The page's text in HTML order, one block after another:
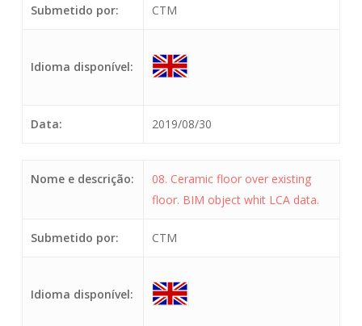
Submetido por: CTM
Idioma disponível:
Data: 2019/08/30
Nome e descrição:
08. Ceramic floor over existing
floor. BIM object whit LCA data.
Submetido por: CTM
Idioma disponível: